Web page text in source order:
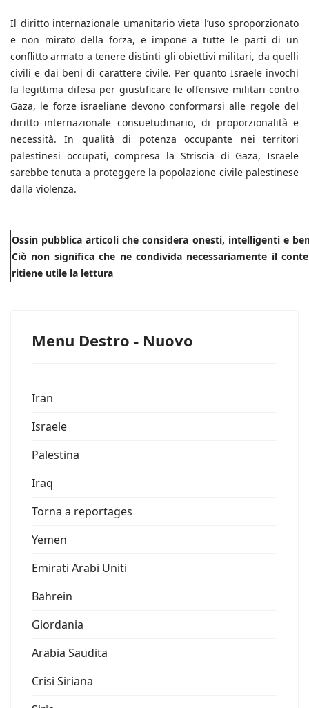
Il diritto internazionale umanitario vieta l’uso sproporzionato
e non mirato della forza, e impone a tutte le parti di un
conflitto armato a tenere distinti gli obiettivi militari, da quelli
civili e dai beni di carattere civile. Per quanto Israele invochi
la legittima difesa per giustificare le offensive militari contro
Gaza, le forze israeliane devono conformarsi alle regole del
diritto internazionale consuetudinario, di proporzionalità e
necessità. In qualità di potenza occupante nei territori
palestinesi occupati, compresa la Striscia di Gaza, Israele
sarebbe tenuta a proteggere la popolazione civile palestinese
dalla violenza.
Ossin pubblica articoli che considera onesti, intelligenti e
Ciò non significa che ne condivida necessariamente il
ritiene utile la lettura
Menu Destro - Nuovo
Iran
Israele
Palestina
Iraq
Torna a reportages
Yemen
Emirati Arabi Uniti
Bahrein
Giordania
Arabia Saudita
Crisi Siriana